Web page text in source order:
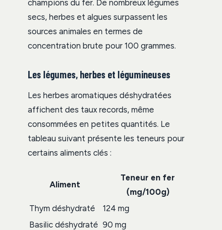
champions du fer. De nombreux légumes
secs, herbes et algues surpassent les
sources animales en termes de
concentration brute pour 100 grammes.
Les légumes, herbes et légumineuses
Les herbes aromatiques déshydratées
affichent des taux records, même
consommées en petites quantités. Le
tableau suivant présente les teneurs pour
certains aliments clés :
Aliment
Teneur en fer
(mg/100g)
Thym déshydraté
124 mg
Basilic déshydraté 90 mg